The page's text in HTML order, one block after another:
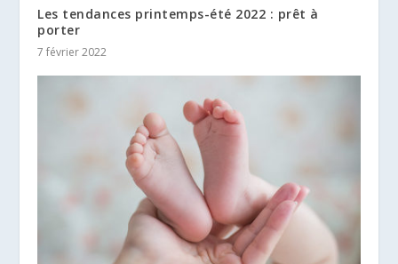
Les tendances printemps-été 2022 : prêt à
porter
7 février 2022